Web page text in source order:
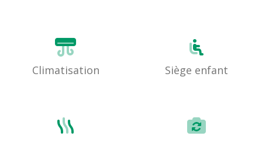
Climatisation Siège enfant